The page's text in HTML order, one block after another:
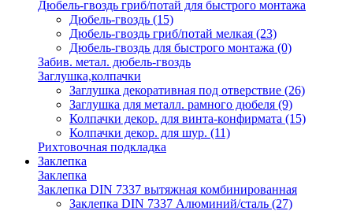
Дюбель-гвоздь гриб/потай для быстрого монтажа
Дюбель-гвоздь (15)
Дюбель-гвоздь гриб/потай мелкая (23)
Дюбель-гвоздь для быстрого монтажа (0)
Забив. метал. дюбель-гвоздь
Заглушка,колпачки
Заглушка декоративная под отверствие (26)
Заглушка для металл. рамного дюбеля (9)
Колпачки декор. для винта-конфирмата (15)
Колпачки декор. для шур. (11)
Рихтовочная подкладка
Заклепка
Заклепка
Заклепка DIN 7337 вытяжная комбинированная
Заклепка DIN 7337 Алюминий/сталь (27)